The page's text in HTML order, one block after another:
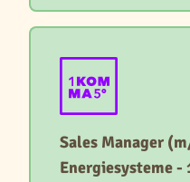
Sales Manager
Energiesysteme -